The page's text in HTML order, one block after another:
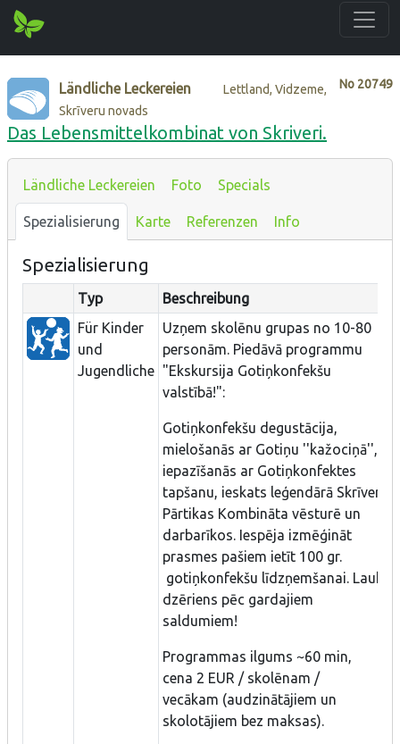
No 20749
Ländliche Leckereien
Lettland, Vidzeme,
Skrīveru novads
Das Lebensmittelkombinat von Skriveri.
Ländliche Leckereien Foto Specials
Spezialisierung Karte Referenzen Info
Spezialisierung
Typ
Beschreibung
Für Kinder
und
Jugendliche
Uzņem skolēnu grupas no 10-80
personām. Piedāvā programmu
"Ekskursija Gotiņkonfekšu
valstībā!":
Gotiņkonfekšu degustācija,
mielošanās ar Gotiņu ''kažociņā'',
iepazīšanās ar Gotiņkonfektes
tapšanu, ieskats leģendārā Skrīveru
Pārtikas Kombināta vēsturē un
darbarīkos. Iespēja izmēģināt
prasmes pašiem ietīt 100 gr.
gotiņkonfekšu līdzņemšanai. Lauku
dzēriens pēc gardajiem
saldumiem!
Programmas ilgums ~60 min,
cena 2 EUR / skolēnam /
vecākam (audzinātājiem un
skolotājiem bez maksas).